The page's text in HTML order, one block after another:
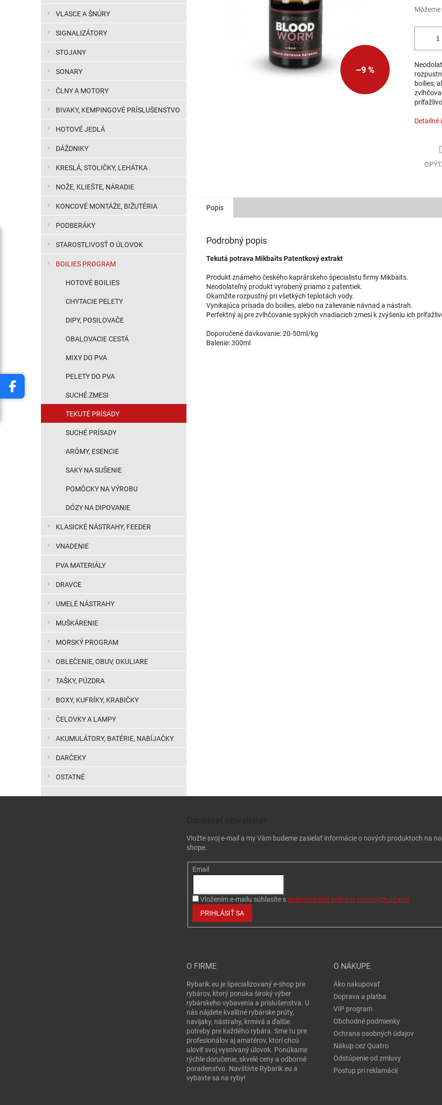
VLASCE A ŠNÚRY
SIGNALIZÁTORY
STOJANY
SONARY
ČLNY A MOTORY
BIVAKY, KEMPINGOVÉ PRÍSLUŠENSTVO
HOTOVÉ JEDLÁ
DÁŽDNIKY
KRESLÁ, STOLIČKY, LEHÁTKA
NOŽE, KLIEŠTE, NÁRADIE
KONCOVÉ MONTÁŽE, BIŽUTÉRIA
PODBERÁKY
STAROSTLIVOSŤ O ÚLOVOK
BOILIES PROGRAM
HOTOVÉ BOILIES
CHYTACIE PELETY
DIPY, POSILOVAČE
OBALOVACIE CESTÁ
MIXY DO PVA
PELETY DO PVA
SUCHÉ ZMESI
TEKUTÉ PRÍSADY
SUCHÉ PRÍSADY
ARÓMY, ESENCIE
SAKY NA SUŠENIE
POMÔCKY NA VÝROBU
DÓZY NA DIPOVANIE
KLASICKÉ NÁSTRAHY, FEEDER
VNADENIE
PVA MATERIÁLY
DRAVCE
UMELÉ NÁSTRAHY
MUŠKÁRENIE
MORSKÝ PROGRAM
OBLEČENIE, OBUV, OKULIARE
TAŠKY, PÚZDRA
BOXY, KUFRÍKY, KRABIČKY
ČELOVKY A LAMPY
AKUMULÁTORY, BATÉRIE, NABÍJAČKY
DARČEKY
OSTATNÉ
–9 %
boilies,
Detailné
Popis
Podrobný popis
Tekutá potrava Mikbaits Patentkový extrakt
Produkt známeho českého kaprárskeho špecialistu firmy Mikbaits.
Neodolateľný produkt vyrobený priamo z patentiek.
Okamžite rozpustný pri všetkých teplotách vody.
Vynikajúca prísada do boilies, alebo na zalievanie návnad a nástrah.
Perfektný aj pre zvlhčovanie sypkých vnadiacich zmesí k zvýšeniu ich
Doporučené dávkovanie: 20-50ml/kg
Balenie: 300ml
Vložte svoj e-mail a my Vám budeme zasielať informácie o nových produktoch na
shope.
Email
Vložením e-mailu súhlasíte s podmienkami ochrany osobných údajov
PRIHLÁSIŤ SA
O FIRME
Rybarik.eu je špecializovaný e-shop pre
rybárov, ktorý ponúka široký výber
rybárskeho vybavenia a príslušenstva. U
nás nájdete kvalitné rybárske prúty,
navijaky, nástrahy, krmivá a ďalšie
potreby pre každého rybára. Sme tu pre
profesionálov aj amatérov, ktorí chcú
uloviť svoj vysnívaný úlovok. Ponúkame
rýchle doručenie, skvelé ceny a odborné
poradenstvo. Navštívte Rybarik.eu a
vybavte sa na ryby!
O NÁKUPE
Ako nakupovať
Doprava a platba
VIP program
Obchodné podmienky
Ochrana osobných údajov
Nákup cez Quatro
Odstúpenie od zmluvy
Postup pri reklamácií